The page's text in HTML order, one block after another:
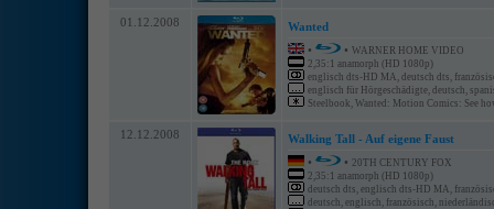
01.12.2008
Wanted
•
• WARNER HOME VIDEO
2,35:1 anamorph (HD 1080p)
englisch dts-HD MA, deutsch dts,
englisch für Hörgeschädigte, deutsch,
Steelbook, Wanted: Motion Comics: See
12.12.2008
Walking Tall - Auf eigene Faust
•
• 20TH CENTURY FOX
2,35:1 anamorph (HD 1080p)
deutsch dts, englisch dts-HD MA,
deutsch, englisch, französisch,